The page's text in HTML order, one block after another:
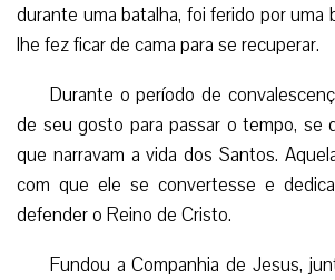
durante uma batalha, foi ferido por uma
lhe fez ficar de cama para se recuperar.
Durante o período de
de seu gosto para passar o tempo, se
que narravam a vida dos Santos.
com que ele se convertesse e
defender o Reino de Cristo.
Fundou a Companhia de Jesus,